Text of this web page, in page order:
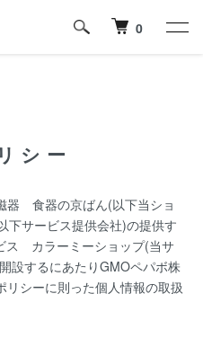
0
シー
器 食器の京ばん(以下当ショ
下サービス提供会社)の提供す
ス カラーミーショップ(当サ
設するにあたりGMOペパボ株
リシーに則った個人情報の取扱